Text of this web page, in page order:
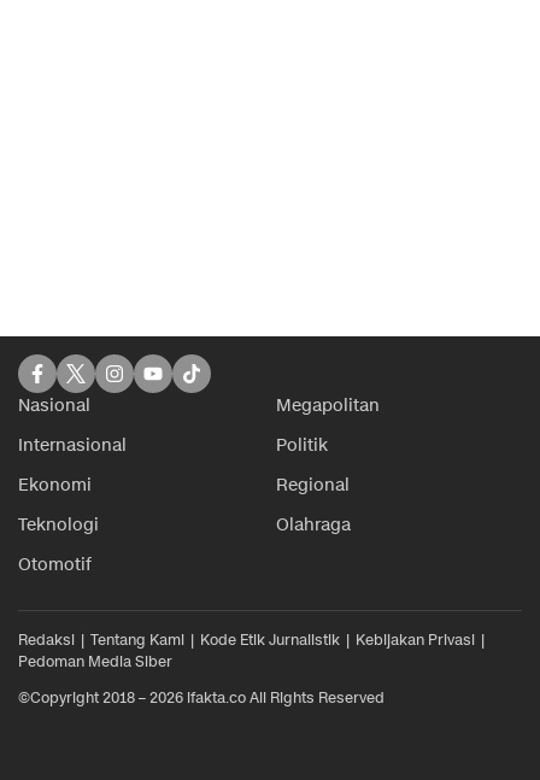
Nasional
Megapolitan
Internasional
Politik
Ekonomi
Regional
Teknologi
Olahraga
Otomotif
Redaksi Tentang Kami Kode Etik Jurnalistik
Kebijakan Privasi
Pedoman Media Siber
©Copyright 2018 – 2026 ifakta.co All Rights Reserved